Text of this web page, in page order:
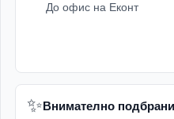
До офис на Еконт
✨Внимателно